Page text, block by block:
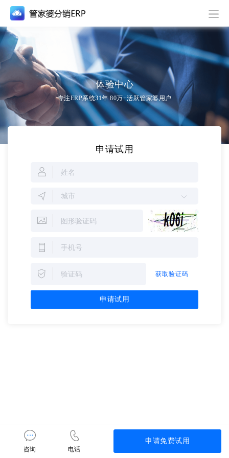
体验中心
专注ERP系统31年 80万+活跃管家婆用户
申请试用
获取验证码
申请试用
咨询 电话
申请免费试用